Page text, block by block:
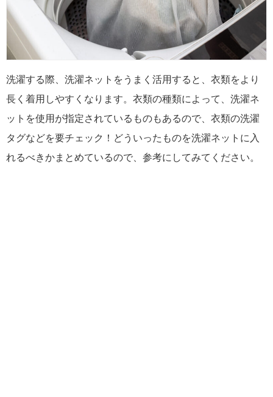
洗濯する際、洗濯ネットをうまく活用すると、衣類をより
長く着用しやすくなります。衣類の種類によって、洗濯ネ
ットを使用が指定されているものもあるので、衣類の洗濯
タグなどを要チェック！どういったものを洗濯ネットに入
れるべきかまとめているので、参考にしてみてください。